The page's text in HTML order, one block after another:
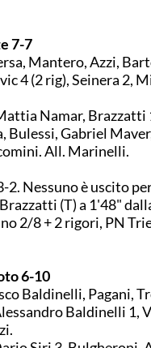
7-7
Mantero, Azzi,
4 (2 rig), Seinera 2,
Namar, Brazzatti
Bulessi, Gabriel
All. Marinelli.
2. Nessuno è uscito
(T) a 1'48"
2/8 + 2 rigori, PN
6-10
Baldinelli, Pagani,
Baldinelli 1,